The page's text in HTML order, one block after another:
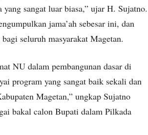
sangat luar biasa,” ujar H. Sujatno.
jama’ah sebesar ini, dan
seluruh masyarakat Magetan.
NU dalam pembangunan dasar di
program yang sangat baik sekali dan
Magetan,” ungkap Sujatno
bakal calon Bupati dalam Pilkada